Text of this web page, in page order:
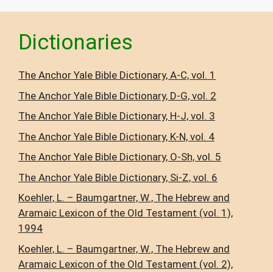
Dictionaries
The Anchor Yale Bible Dictionary, A-C, vol. 1
The Anchor Yale Bible Dictionary, D-G, vol. 2
The Anchor Yale Bible Dictionary, H-J, vol. 3
The Anchor Yale Bible Dictionary, K-N, vol. 4
The Anchor Yale Bible Dictionary, O-Sh, vol. 5
The Anchor Yale Bible Dictionary, Si-Z, vol. 6
Koehler, L. – Baumgartner, W., The Hebrew and
Aramaic Lexicon of the Old Testament (vol. 1),
1994
Koehler, L. – Baumgartner, W., The Hebrew and
Aramaic Lexicon of the Old Testament (vol. 2),